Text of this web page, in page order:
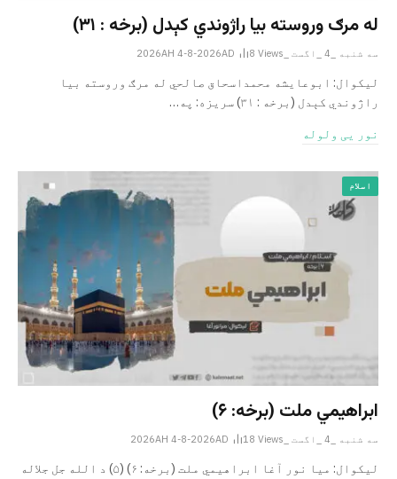
له مرګ وروسته بیا راژوندي کېدل (برخه : ۳۱)
سه شنبه _4 _اگست _2026AH 4-8-2026AD 8 Views
لیکوال: ابوعایشه محمداسحاق صالحي له مرګ وروسته بیا
راژوندي کېدل (برخه : ۳۱) سریزه: په…
نور یی ولوله
اسلام
ابراهيمي ملت (برخه: ۶)
سه شنبه _4 _اگست _2026AH 4-8-2026AD 18 Views
ليکوال: میا نور آغا ابراهيمي ملت (برخه: ۶) (۵) د الله جل جلاله